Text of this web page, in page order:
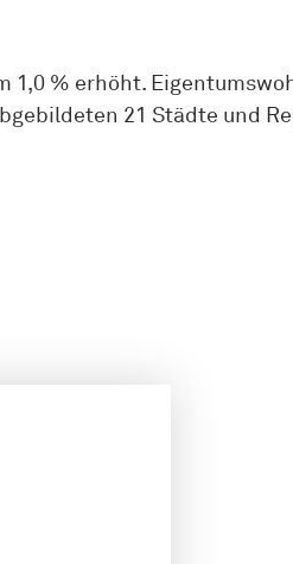
1,0 % erhöht.
21 Städte und